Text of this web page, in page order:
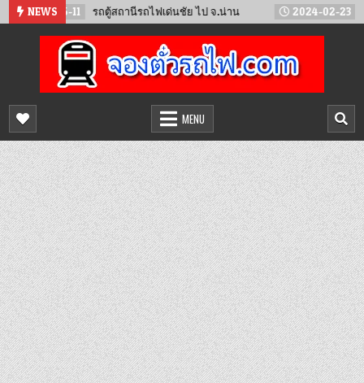
Skip NEWS
05-11 รถตู้สถานีรถไฟเด่นชัย ไป จ.น่าน 2024-02-23 เตรียมเ
จองตั๋วรถไฟออนไลน์
จำหน่ายตั๋วรถไฟล่วงหน้า จองได้ 24 ชั่วโมง
MENU